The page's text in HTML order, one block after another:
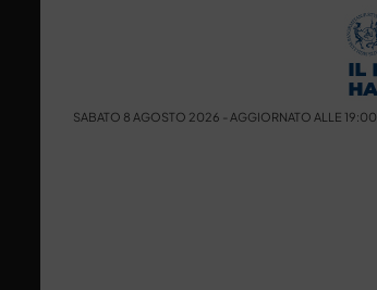
SABATO 8 AGOSTO 2026 - AGGIORNATO ALLE 19:00